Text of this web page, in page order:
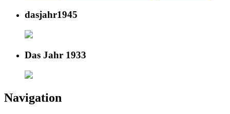
dasjahr1945
Das Jahr 1933
Navigation